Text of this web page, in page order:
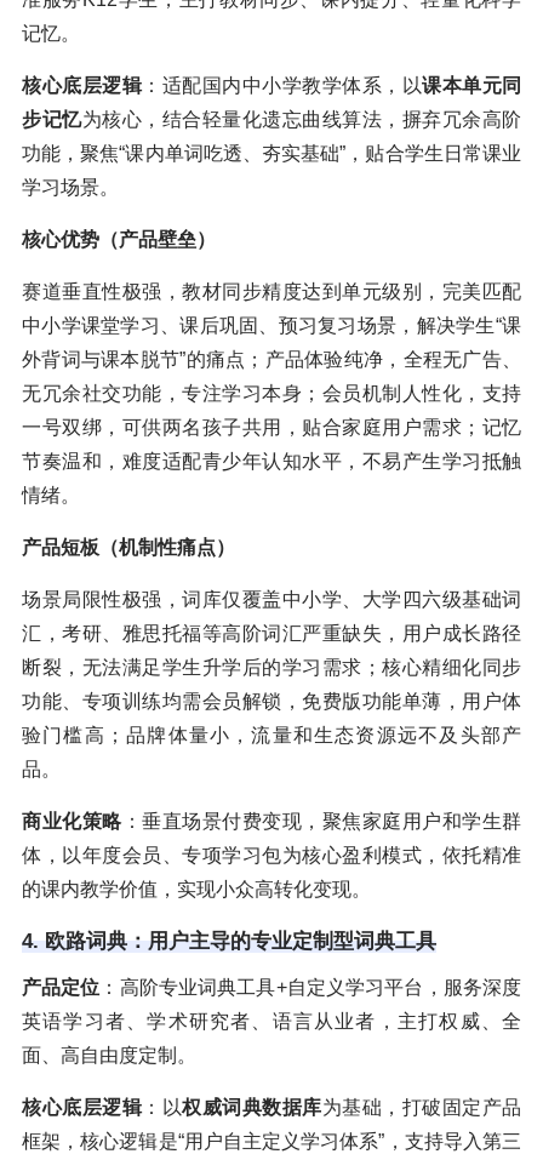
记忆。
核心底层逻辑：适配国内中小学教学体系，以课本单元同
步记忆为核心，结合轻量化遗忘曲线算法，摒弃冗余高阶
功能，聚焦“课内单词吃透、夯实基础”，贴合学生日常课业
学习场景。
核心优势（产品壁垒）
赛道垂直性极强，教材同步精度达到单元级别，完美匹配
中小学课堂学习、课后巩固、预习复习场景，解决学生“课
外背词与课本脱节”的痛点；产品体验纯净，全程无广告、
无冗余社交功能，专注学习本身；会员机制人性化，支持
一号双绑，可供两名孩子共用，贴合家庭用户需求；记忆
节奏温和，难度适配青少年认知水平，不易产生学习抵触
情绪。
产品短板（机制性痛点）
场景局限性极强，词库仅覆盖中小学、大学四六级基础词
汇，考研、雅思托福等高阶词汇严重缺失，用户成长路径
断裂，无法满足学生升学后的学习需求；核心精细化同步
功能、专项训练均需会员解锁，免费版功能单薄，用户体
验门槛高；品牌体量小，流量和生态资源远不及头部产
品。
商业化策略：垂直场景付费变现，聚焦家庭用户和学生群
体，以年度会员、专项学习包为核心盈利模式，依托精准
的课内教学价值，实现小众高转化变现。
4. 欧路词典：用户主导的专业定制型词典工具
产品定位 ：高阶专业词典工具+自定义学习平台，服务深度
英语学习者、学术研究者、语言从业者，主打权威、全
面、高自由度定制。
核心底层逻辑：以权威词典数据库为基础，打破固定产品
框架，核心逻辑是“用户自主定义学习体系”，支持导入第三